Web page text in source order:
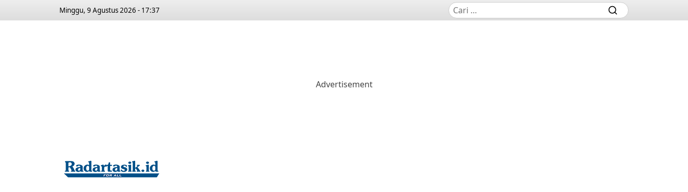
Minggu, 9 Agustus 2026 - 17:37